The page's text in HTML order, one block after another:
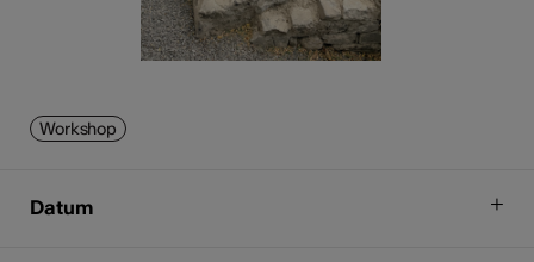
Workshop
Datum